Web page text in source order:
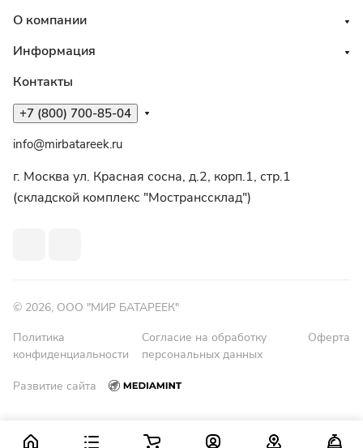
О компании
Информация
Контакты
+7 (800) 700-85-04
info@mirbatareek.ru
г. Москва ул. Красная сосна, д.2, корп.1, стр.1
(складской комплекс "Мостранссклад")
© 2026, ООО "МИР БАТАРЕЕК"
Политика
конфиденциальности
Согласие на обработку
персональных данных
Оферта
Развитие сайта